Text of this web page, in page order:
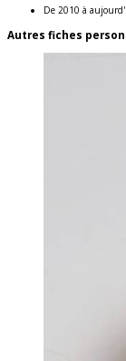
De 2010 à
Autres fiches